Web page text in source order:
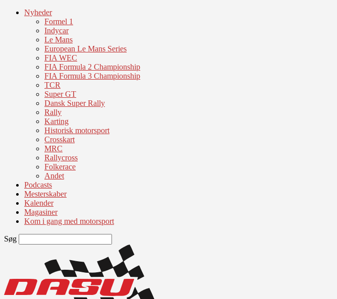
Nyheder
Formel 1
Indycar
Le Mans
European Le Mans Series
FIA WEC
FIA Formula 2 Championship
FIA Formula 3 Championship
TCR
Super GT
Dansk Super Rally
Rally
Karting
Historisk motorsport
Crosskart
MRC
Rallycross
Folkerace
Andet
Podcasts
Mesterskaber
Kalender
Magasiner
Kom i gang med motorsport
Søg